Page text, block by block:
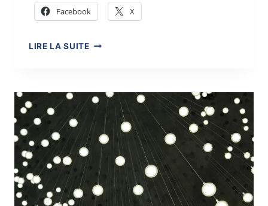
Facebook X
LIRE LA SUITE}
À
POÈMES